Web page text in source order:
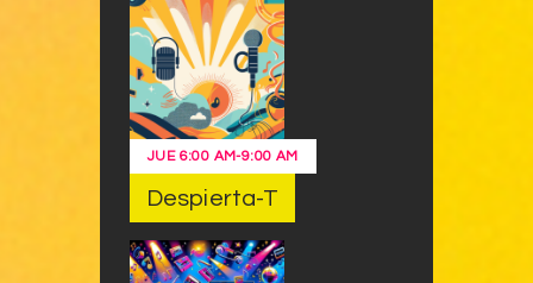
JUE 6:00 AM-9:00 AM
Despierta-T